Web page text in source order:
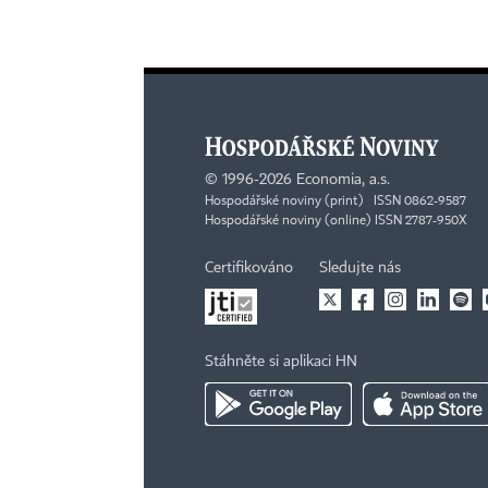
© 1996-2026 Economia, a.s.
Hospodářské noviny (print) ISSN 0862-9587
Hospodářské noviny (online) ISSN 2787-950X
Certifikováno Sledujte nás
Stáhněte si aplikaci HN